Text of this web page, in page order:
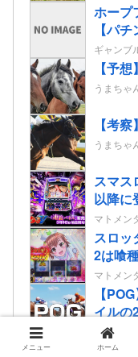
ホープ
【パ
ギャンブ
【予
うまちゃ
【考
うまちゃ
スマス
以降に
せなの
マトメン
スロッ
2は喰
だけあ
より
マトメン
【
イルの
2歳情報
俺の当
ホー
メニュー ホーム